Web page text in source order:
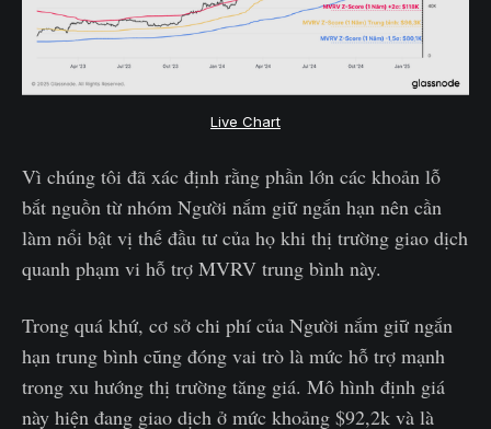
Live Chart
Vì chúng tôi đã xác định rằng phần lớn các khoản lỗ
bắt nguồn từ nhóm Người nắm giữ ngắn hạn nên cần
làm nổi bật vị thế đầu tư của họ khi thị trường giao dịch
quanh phạm vi hỗ trợ MVRV trung bình này.
Trong quá khứ, cơ sở chi phí của Người nắm giữ ngắn
hạn trung bình cũng đóng vai trò là mức hỗ trợ mạnh
trong xu hướng thị trường tăng giá. Mô hình định giá
này hiện đang giao dịch ở mức khoảng $92,2k và là